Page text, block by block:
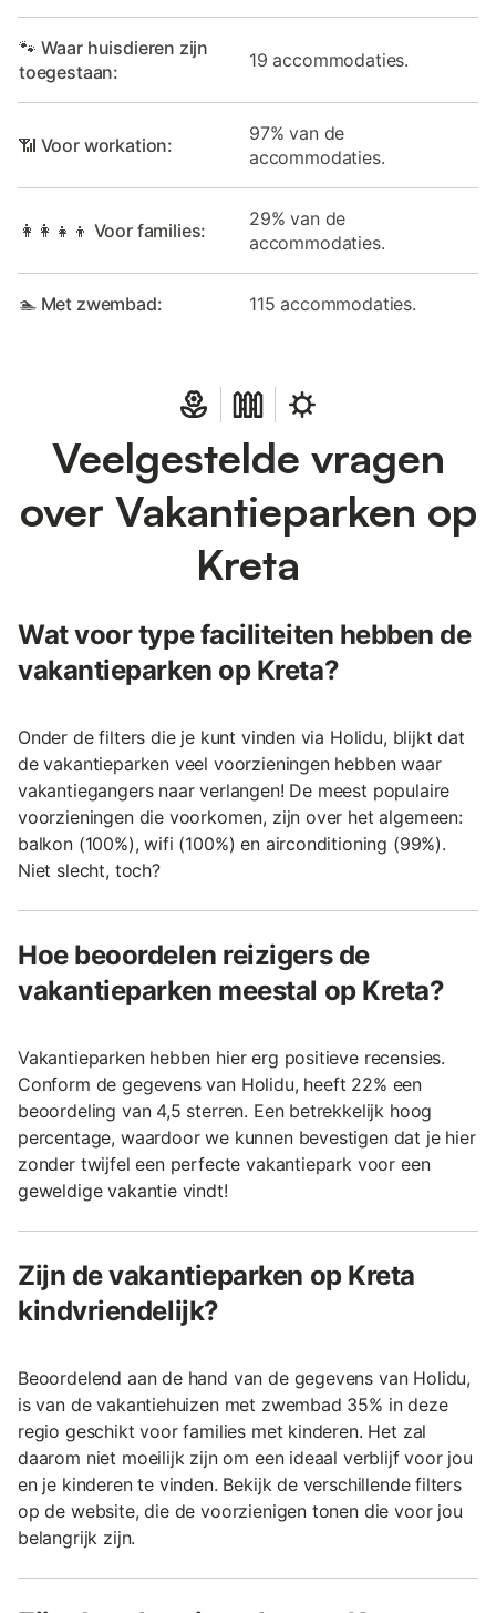
🐾 Waar huisdieren zijn
toegestaan:
19 accommodaties.
📶 Voor workation:
97% van de
accommodaties.
👩‍👩‍👧‍👦 Voor families:
29% van de
accommodaties.
🏊 Met zwembad: 115 accommodaties.
Veelgestelde vragen
over Vakantieparken op
Kreta
Wat voor type faciliteiten hebben de
vakantieparken op Kreta?
Onder de filters die je kunt vinden via Holidu, blijkt dat
de vakantieparken veel voorzieningen hebben waar
vakantiegangers naar verlangen! De meest populaire
voorzieningen die voorkomen, zijn over het algemeen:
balkon (100%), wifi (100%) en airconditioning (99%).
Niet slecht, toch?
Hoe beoordelen reizigers de
vakantieparken meestal op Kreta?
Vakantieparken hebben hier erg positieve recensies.
Conform de gegevens van Holidu, heeft 22% een
beoordeling van 4,5 sterren. Een betrekkelijk hoog
percentage, waardoor we kunnen bevestigen dat je hier
zonder twijfel een perfecte vakantiepark voor een
geweldige vakantie vindt!
Zijn de vakantieparken op Kreta
kindvriendelijk?
Beoordelend aan de hand van de gegevens van Holidu,
is van de vakantiehuizen met zwembad 35% in deze
regio geschikt voor families met kinderen. Het zal
daarom niet moeilijk zijn om een ideaal verblijf voor jou
en je kinderen te vinden. Bekijk de verschillende filters
op de website, die de voorzienigen tonen die voor jou
belangrijk zijn.